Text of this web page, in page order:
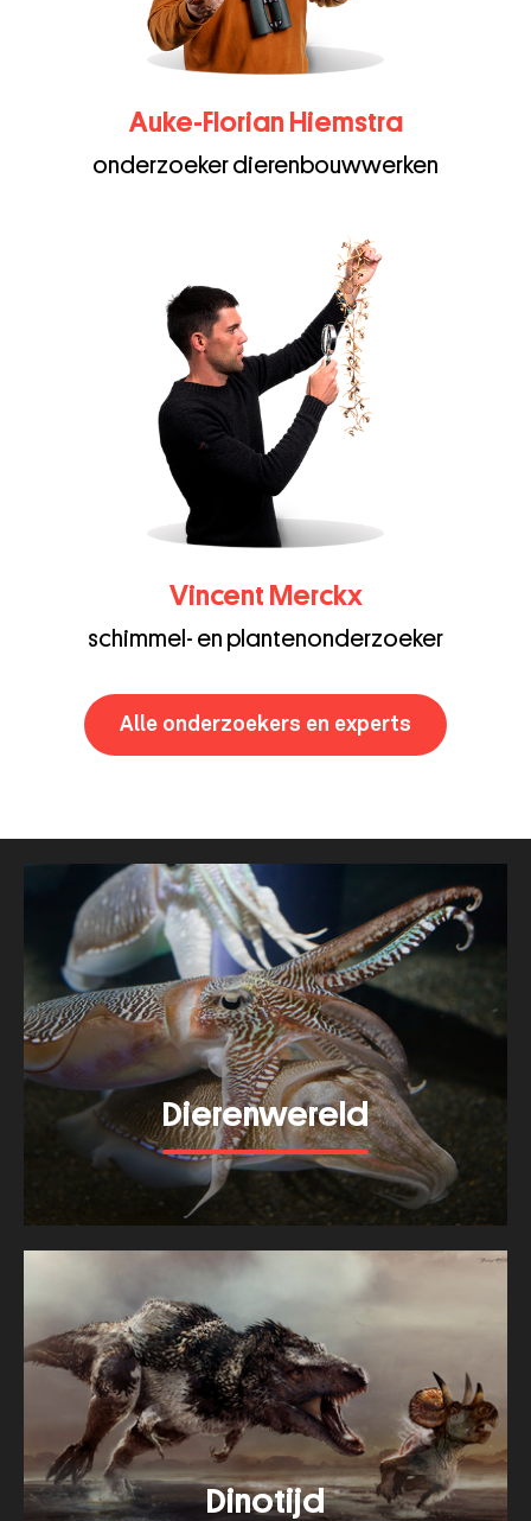
Auke-Florian Hiemstra
onderzoeker dierenbouwwerken
Vincent Merckx
schimmel- en plantenonderzoeker
Alle onderzoekers en experts
Thema's
Dierenwereld
Bekijk meer van dit thema
Dinotijd